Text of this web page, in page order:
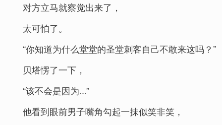
对方立马就察觉出来了，
太可怕了。
“你知道为什么堂堂的圣堂刺客自己不敢来这吗？”
贝塔愣了一下，
“该不会是因为...”
他看到眼前男子嘴角勾起一抹似笑非笑，